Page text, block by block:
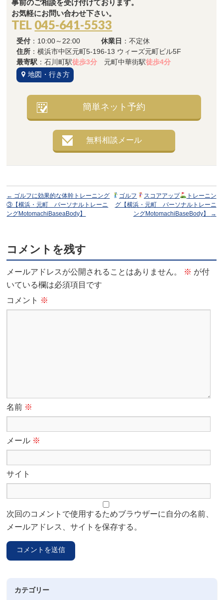
事前のご相談を受け付けております。
お気軽にお問い合わせ下さい。
TEL 045-641-5533
受付 ：10:00～22:00休業日 ：不定休
住所 ：横浜市中区元町5-196-13 ウィーズ元町ビル5F
最寄駅 ：石川町駅徒歩3分 元町中華街駅徒歩4分
地図・行き方
簡単ネット予約
無料相談メール
← ゴルフに効果的な体幹トレーニング
③【横浜・元町 パーソナルトレーニ
ングMotomachiBaseaBody】
ゴルフ スコアアップ
トレーニン
グ【横浜・元町 パーソナルトレーニ
ングMotomachiBaseBody】
→
コメントを残す
メールアドレスが公開されることはありません。 ※ が付
いている欄は必須項目です
コメント ※
名前 ※
メール ※
サイト
次回のコメントで使用するためブラウザーに自分の名前、
メールアドレス、サイトを保存する。
カテゴリー